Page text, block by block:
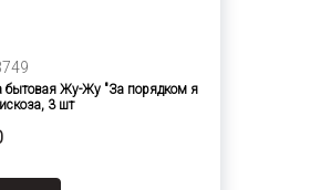
бытовая Жу-Жу "За порядком я
3 шт